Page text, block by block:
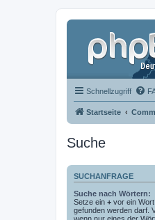
Schnellzugriff
Startseite
Suche
SUCHANFRAGE
Suche nach Wörtern:
Setze ein + vor ein
gefunden werden darf.
wenn nur eines der